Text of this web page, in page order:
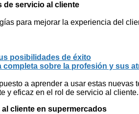
de servicio al cliente
para mejorar la experiencia del
posibilidades de éxito
sobre la profesión y sus
a aprender a usar estas
y eficaz en el rol de servicio al cliente.
cliente en supermercados